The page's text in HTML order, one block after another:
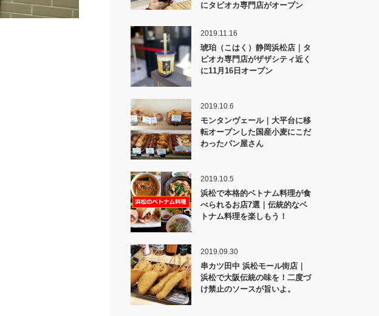
にタピオカ専門店がオープン
2019.11.16
琥珀（こはく）静岡浜松店｜タ
ピオカ専門店がザザシティ近く
に11月16日オープン
2019.10.6
モンタンヴェール｜大平台に移
転オープンした国産小麦にこだ
わったパン屋さん
2019.10.5
浜松で本格的ベトナム料理が食
べられるお店7選｜伝統的なベ
トナム料理を楽しもう！
2019.09.30
串カツ田中 浜松モール街店｜
浜松で大阪伝統の味を！二度づ
け禁止のソースが旨いよ。